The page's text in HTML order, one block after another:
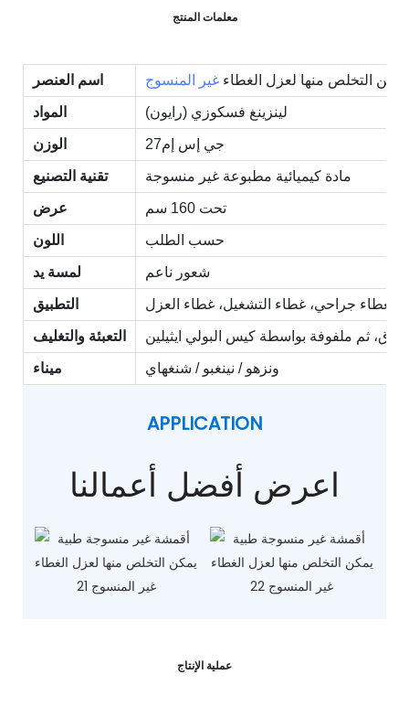
معلمات المنتج
اسم العنصر التخلص منها لعزل الغطاء غير المنسوج
المواد لينزينغ فسكوزي (رايون)
الوزن جي إس إم27
تقنية التصنيع مادة كيميائية مطبوعة غير منسوجة
عرض تحت 160 سم
اللون حسب الطلب
لمسة يد شعور ناعم
التطبيق جراحي، غطاء التشغيل، غطاء العزل
التعبئة والتغليف ثم ملفوفة بواسطة كيس البولي ايثيلين
ميناء ونزهو / نينغبو / شنغهاي
APPLICATION
اعرض أفضل أعمالنا
عملية الإنتاج